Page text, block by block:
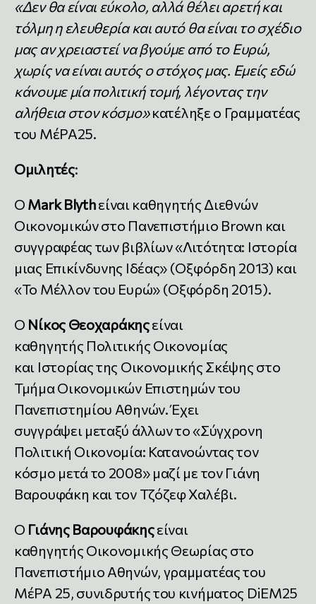
«Δεν θα είναι εύκολο, αλλά θέλει αρετή και
τόλμη η ελευθερία και αυτό θα είναι το σχέδιο
μας αν χρειαστεί να βγούμε από το Ευρώ,
χωρίς να είναι αυτός ο στόχος μας. Εμείς εδώ
κάνουμε μία πολιτική τομή, λέγοντας την
αλήθεια στον κόσμο»κατέληξε ο Γραμματέας
του ΜέΡΑ25.
Ομιλητές:
Ο Mark Blythείναι καθηγητής Διεθνών
Οικονομικών στο Πανεπιστήμιο Brown και
συγγραφέας των βιβλίων «Λιτότητα: Ιστορία
μιας Επικίνδυνης Ιδέας» (Οξφόρδη 2013) και
«Το Μέλλον του Ευρώ» (Οξφόρδη 2015).
Ο Νίκος Θεοχαράκηςείναι
καθηγητής Πολιτικής Οικονομίας
και Ιστορίας της Οικονομικής Σκέψης στο
Τμήμα Οικονομικών Επιστημών του
Πανεπιστημίου Αθηνών. Έχει
συγγράψει μεταξύ άλλων το «Σύγχρονη
Πολιτική Οικονομία: Κατανοώντας τον
κόσμο μετά το 2008» μαζί με τον Γιάνη
Βαρουφάκη και τον Τζόζεφ Χαλέβι.
Ο Γιάνης Βαρουφάκηςείναι
καθηγητής Οικονομικής Θεωρίας στο
Πανεπιστήμιο Αθηνών, γραμματέας του
ΜέΡΑ 25, συνιδρυτής του κινήματος DiEM25